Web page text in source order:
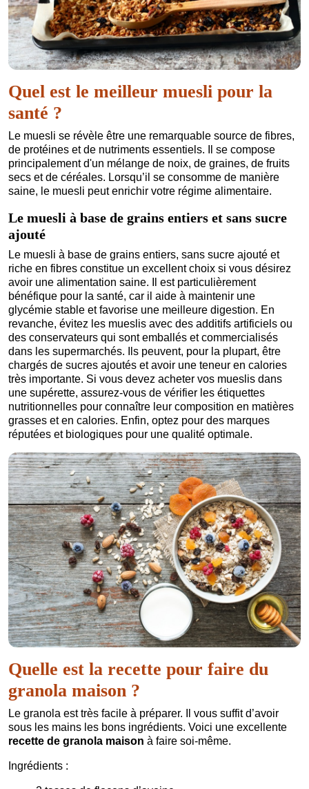
Quel est le meilleur muesli pour la
santé ?
Le muesli se révèle être une remarquable source de fibres,
de protéines et de nutriments essentiels. Il se compose
principalement d'un mélange de noix, de graines, de fruits
secs et de céréales. Lorsqu’il se consomme de manière
saine, le muesli peut enrichir votre régime alimentaire.
Le muesli à base de grains entiers et sans sucre
ajouté
Le muesli à base de grains entiers, sans sucre ajouté et
riche en fibres constitue un excellent choix si vous désirez
avoir une alimentation saine. Il est particulièrement
bénéfique pour la santé, car il aide à maintenir une
glycémie stable et favorise une meilleure digestion. En
revanche, évitez les mueslis avec des additifs artificiels ou
des conservateurs qui sont emballés et commercialisés
dans les supermarchés. Ils peuvent, pour la plupart, être
chargés de sucres ajoutés et avoir une teneur en calories
très importante. Si vous devez acheter vos mueslis dans
une supérette, assurez-vous de vérifier les étiquettes
nutritionnelles pour connaître leur composition en matières
grasses et en calories. Enfin, optez pour des marques
réputées et biologiques pour une qualité optimale.
Quelle est la recette pour faire du
granola maison ?
Le granola est très facile à préparer. Il vous suffit d’avoir
sous les mains les bons ingrédients. Voici une excellente
recette de granola maison à faire soi-même.
Ingrédients :